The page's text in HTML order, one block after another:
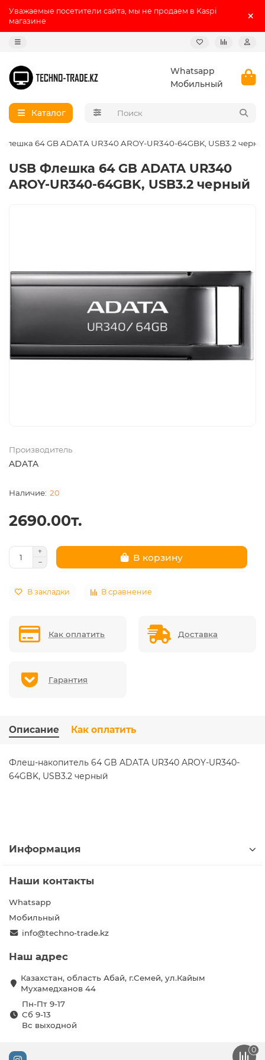
Уважаемые посетители сайта, мы не продаем в Kaspi
магазине
Whatsapp
Мобильный
Каталог
64 GB ADATA UR340 AROY-UR340-64GBK, USB3.2
USB Флешка 64 GB ADATA UR340
AROY-UR340-64GBK, USB3.2 черный
Производитель
ADATA
20
2690.00т.
В корзину
В закладки В сравнение
Как оплатить Доставка
Гарантия
Описание Как оплатить
Флеш-накопитель 64 GB ADATA UR340 AROY-UR340-
64GBK, USB3.2 черный
Информация
Наши контакты
Whatsapp
Мобильный
info@techno-trade.kz
Наш адрес
Казахстан, область Абай, г.Семей, ул.Кайым
Мухамедханов 44
Пн-Пт 9-17
Сб 9-13
Вс выходной
0